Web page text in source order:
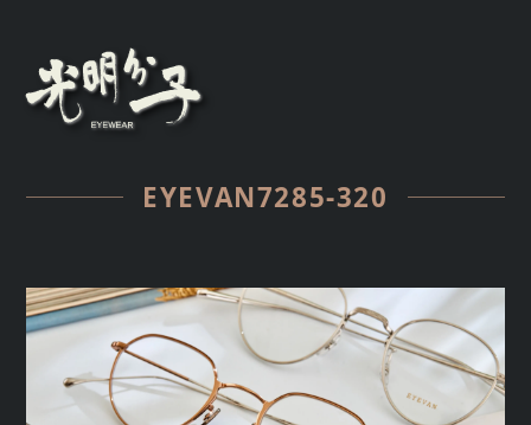
EYEVAN7285-320